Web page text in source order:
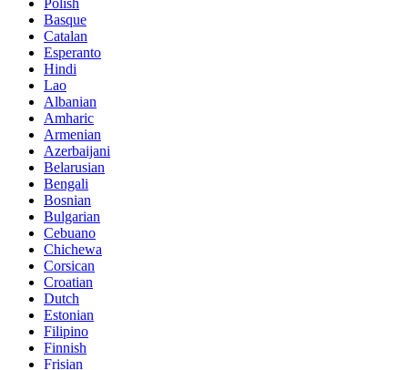
Polish
Basque
Catalan
Esperanto
Hindi
Lao
Albanian
Amharic
Armenian
Azerbaijani
Belarusian
Bengali
Bosnian
Bulgarian
Cebuano
Chichewa
Corsican
Croatian
Dutch
Estonian
Filipino
Finnish
Frisian